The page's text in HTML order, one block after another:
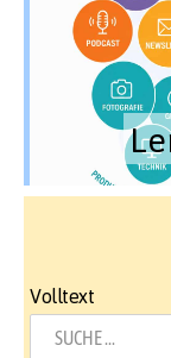
Volltext